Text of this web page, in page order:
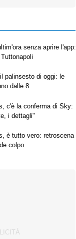
senza aprire l'app:
palinsesto di oggi: le
dalle 8
c'è la conferma di Sky:
i dettagli"
è tutto vero: retroscena
colpo